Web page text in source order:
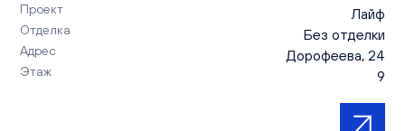
Проект Лайф
Отделка Без отделки
Адрес Дорофеева, 24
Этаж 9